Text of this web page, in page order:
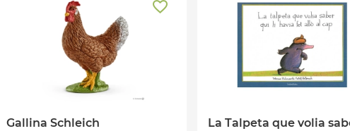
Gallina Schleich
La Talpeta que volia